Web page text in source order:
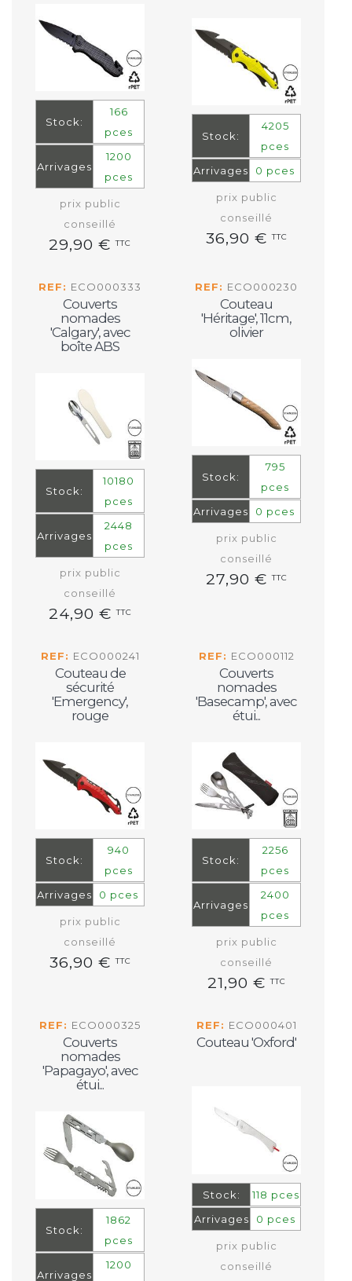
Stock:
166
pces
Arrivages
1200
pces
prix public
conseillé
29,90 €TTC
Stock:
4205
pces
Arrivages
0 pces
prix public
conseillé
36,90 €TTC
REF: ECO000333
Couverts
nomades
'Calgary', avec
boîte ABS
Stock:
10180
pces
Arrivages
2448
pces
prix public
conseillé
24,90 €TTC
REF: ECO000230
Couteau
'Héritage', 11cm,
olivier
Stock:
795
pces
Arrivages
0 pces
prix public
conseillé
27,90 €TTC
REF: ECO000241
Couteau de
sécurité
'Emergency',
rouge
Stock:
940
pces
Arrivages
0 pces
prix public
conseillé
36,90 €TTC
REF: ECO000112
Couverts
nomades
'Basecamp', avec
étui...
Stock:
2256
pces
Arrivages
2400
pces
prix public
conseillé
21,90 €TTC
REF: ECO000325
Couverts
nomades
'Papagayo', avec
étui...
Stock:
1862
pces
Arrivages
1200
REF: ECO000401
Couteau 'Oxford'
Stock:
118 pces
Arrivages
0 pces
prix public
conseillé